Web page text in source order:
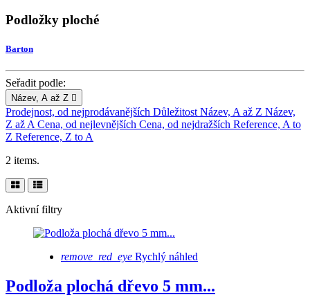
Podložky ploché
Barton
Seřadit podle:
Název, A až Z 
Prodejnost, od nejprodávanějších Důležitost Název, A až Z Název,
Z až A Cena, od nejlevnějších Cena, od nejdražších Reference, A to
Z Reference, Z to A
2 items.
Aktivní filtry
remove_red_eye Rychlý náhled
Podloža plochá dřevo 5 mm...